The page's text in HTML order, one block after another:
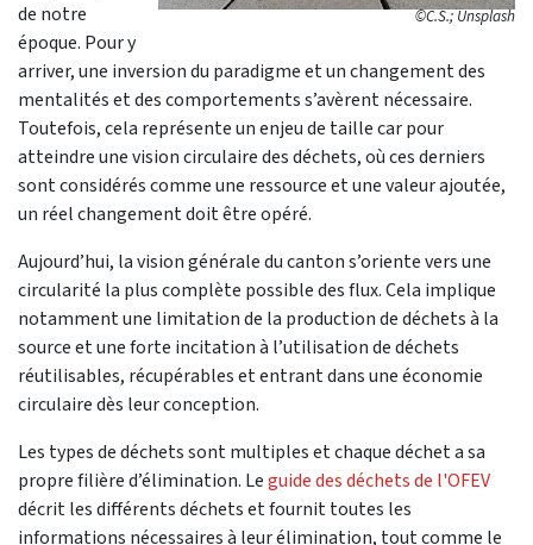
©C.S.; Unsplash
de notre
époque. Pour y
arriver, une inversion du paradigme et un changement des
mentalités et des comportements s’avèrent nécessaire.
Toutefois, cela représente un enjeu de taille car pour
atteindre une vision circulaire des déchets, où ces derniers
sont considérés comme une ressource et une valeur ajoutée,
un réel changement doit être opéré.
Aujourd’hui, la vision générale du canton s’oriente vers une
circularité la plus complète possible des flux. Cela implique
notamment une limitation de la production de déchets à la
source et une forte incitation à l’utilisation de déchets
réutilisables, récupérables et entrant dans une économie
circulaire dès leur conception.
Les types de déchets sont multiples et chaque déchet a sa
propre filière d’élimination. Leguide des déchets de l'OFEV
décrit les différents déchets et fournit toutes les
informations nécessaires à leur élimination, tout comme le